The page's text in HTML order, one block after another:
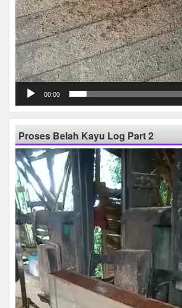
00:00
Proses Belah Kayu Log Part 2
Pemutar
Video